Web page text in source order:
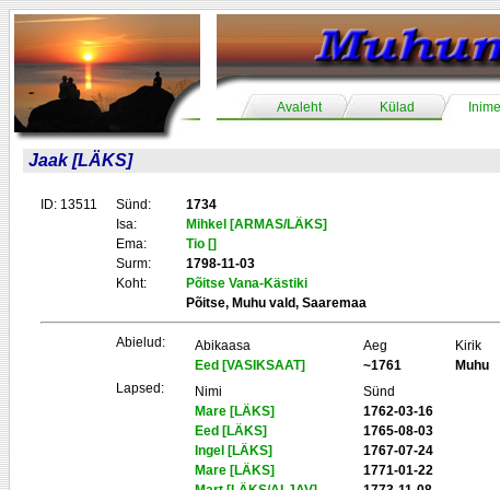
Avaleht Külad
Jaak [LÄKS]
ID: 13511 Sünd:
1734
Isa:
Mihkel [ARMAS/LÄKS]
Ema:
Tio []
Surm:
1798-11-03
Koht:
Põitse Vana-Kästiki
Põitse, Muhu vald, Saaremaa
Abielud: Abikaasa Aeg Kirik
Eed [VASIKSAAT]
~1761 Muhu
Lapsed:
Nimi
Sünd
Mare [LÄKS]
1762-03-16
Eed [LÄKS]
1765-08-03
Ingel [LÄKS]
1767-07-24
Mare [LÄKS]
1771-01-22